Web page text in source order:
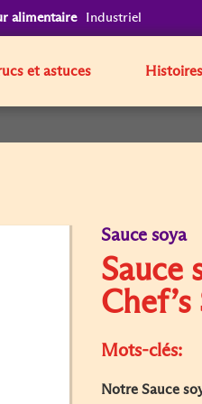
alimentaire Industriel
et astuces Histoires
Sauce soya
Sauce
Mots-clés:
Notre Sauce